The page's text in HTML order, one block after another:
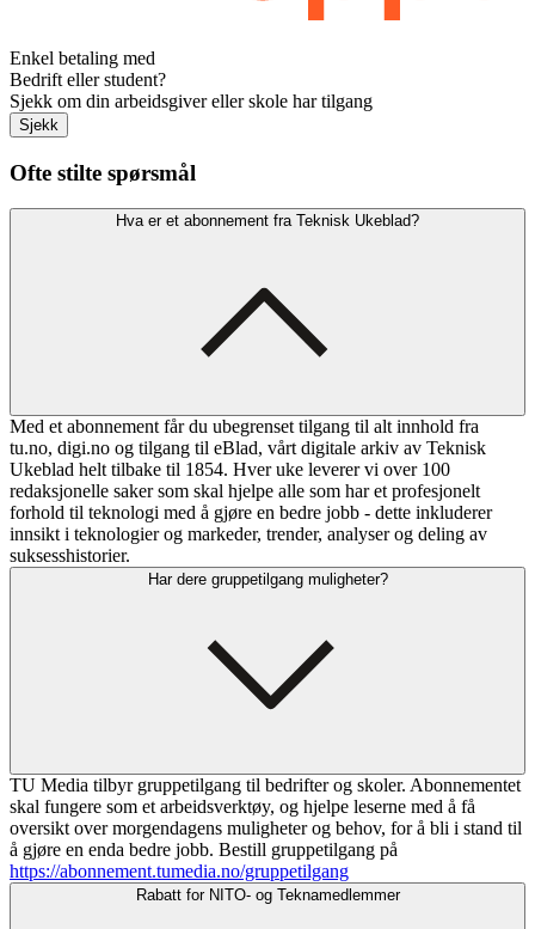
Enkel betaling med
Bedrift eller student?
Sjekk om din arbeidsgiver eller skole har tilgang
Sjekk
Ofte stilte spørsmål
Hva er et abonnement fra Teknisk Ukeblad?
Med et abonnement får du ubegrenset tilgang til alt innhold fra
tu.no, digi.no og tilgang til eBlad, vårt digitale arkiv av Teknisk
Ukeblad helt tilbake til 1854. Hver uke leverer vi over 100
redaksjonelle saker som skal hjelpe alle som har et profesjonelt
forhold til teknologi med å gjøre en bedre jobb - dette inkluderer
innsikt i teknologier og markeder, trender, analyser og deling av
suksesshistorier.
Har dere gruppetilgang muligheter?
TU Media tilbyr gruppetilgang til bedrifter og skoler. Abonnementet
skal fungere som et arbeidsverktøy, og hjelpe leserne med å få
oversikt over morgendagens muligheter og behov, for å bli i stand til
å gjøre en enda bedre jobb. Bestill gruppetilgang på
https://abonnement.tumedia.no/gruppetilgang
Rabatt for NITO- og Teknamedlemmer